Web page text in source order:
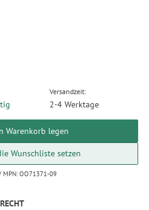
Versandzeit:
2-4 Werktage
Warenkorb legen
Wunschliste setzen
MPN: OO71371-09